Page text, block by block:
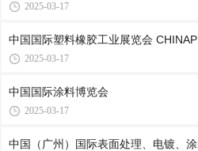
2025-03-17
中国国际塑料橡胶工业展览会
2025-03-17
中国国际涂料博览会
2025-03-17
中国（广州）国际表面处理、电镀、